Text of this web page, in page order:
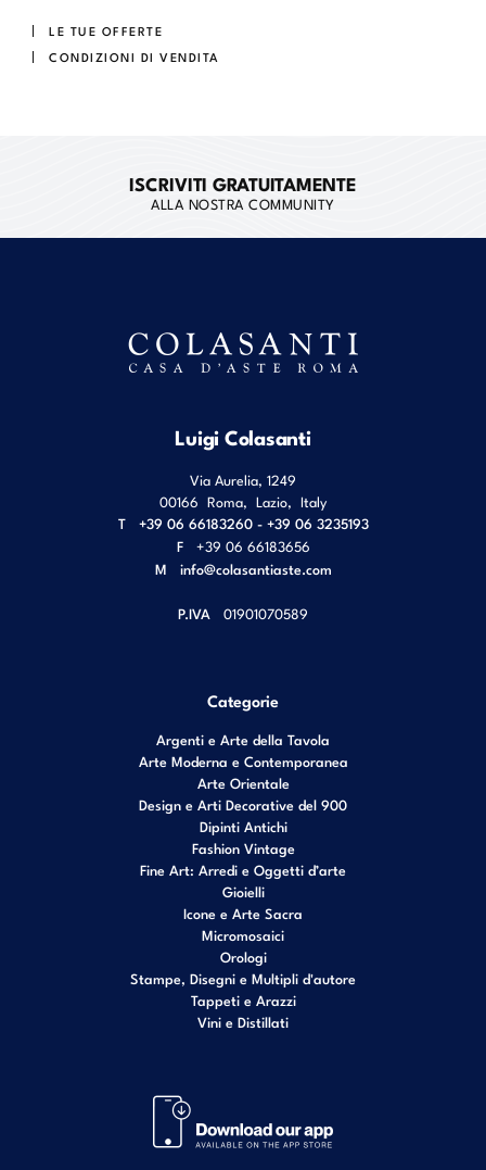
LE TUE OFFERTE
CONDIZIONI DI VENDITA
ISCRIVITI GRATUITAMENTE
ALLA NOSTRA COMMUNITY
Luigi Colasanti
Via Aurelia, 1249
00166 Roma Lazio Italy
T
+39 06 66183260 - +39 06 3235193
F
+39 06 66183656
M info@colasantiaste.com
P.IVA 01901070589
Categorie
Argenti e Arte della Tavola
Arte Moderna e Contemporanea
Arte Orientale
Design e Arti Decorative del 900
Dipinti Antichi
Fashion Vintage
Fine Art: Arredi e Oggetti d’arte
Gioielli
Icone e Arte Sacra
Micromosaici
Orologi
Stampe, Disegni e Multipli d'autore
Tappeti e Arazzi
Vini e Distillati